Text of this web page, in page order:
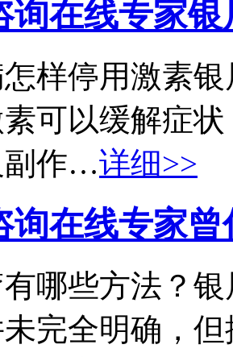
询在线专家银
样停用激素
可以缓解症
副作…详细>>
询在线专家曾
哪些方法？
完全明确，